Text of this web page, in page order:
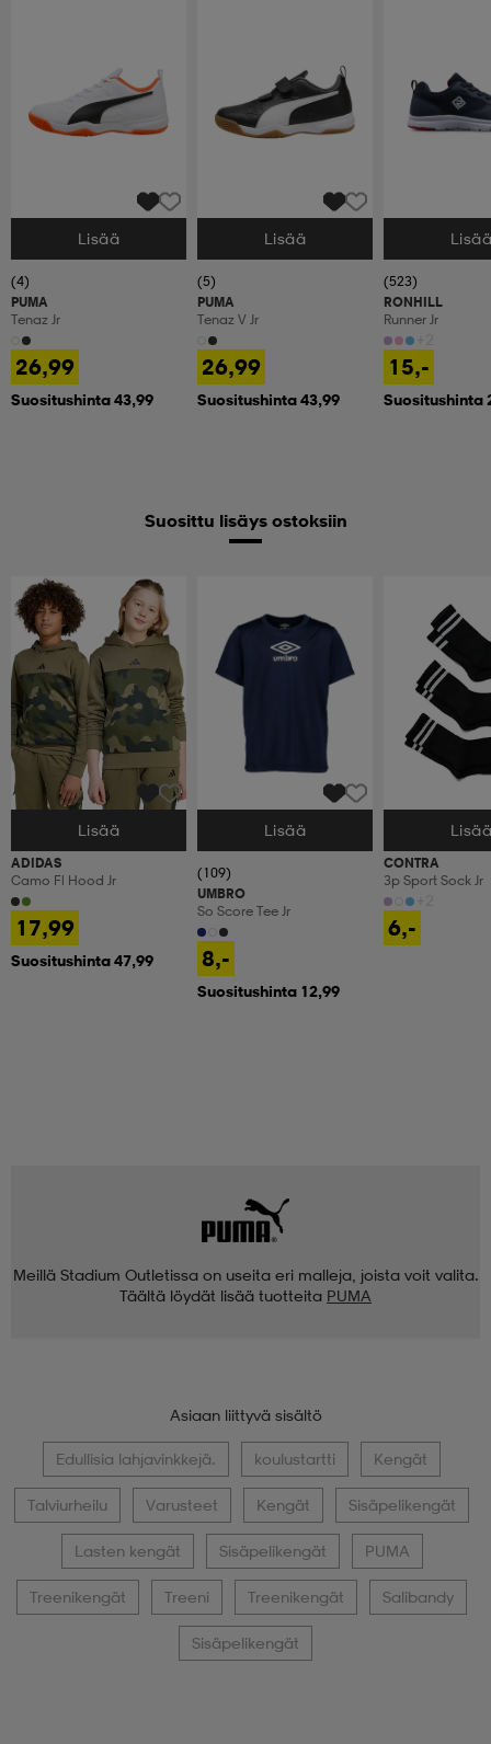
Valitse Koko
Lisää
(4)
PUMA
Tenaz Jr
26,99
Suositushinta 43,99
Valitse Koko
Lisää
(5)
PUMA
Tenaz V Jr
26,99
Suositushinta 43,99
Valitse Koko
(523)
RONHILL
Runner Jr
15,-
Suositushinta
Suosittu lisäys ostoksiin
Valitse Koko
Lisää
ADIDAS
Camo Fl Hood Jr
17,99
Suositushinta 47,99
Valitse Koko
Lisää
(109)
UMBRO
So Score Tee Jr
8,-
Suositushinta 12,99
Valitse Koko
CONTRA
3p Sport Sock Jr
6,-
Meillä Stadium Outletissa on useita eri malleja, joista voit valita.
Täältä löydät lisää tuotteita PUMA
Asiaan liittyvä sisältö
Edullisia lahjavinkkejä. koulustartti Kengät
Talviurheilu Varusteet Kengät Sisäpelikengät
Lasten kengät Sisäpelikengät PUMA
Treenikengät Treeni Treenikengät Salibandy
Sisäpelikengät